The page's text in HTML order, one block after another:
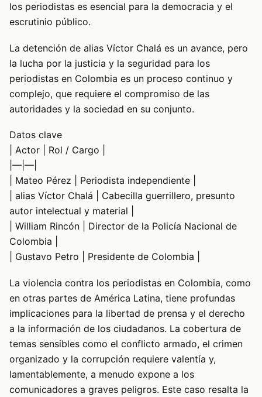
los periodistas es esencial para la democracia y el
escrutinio público.
La detención de alias Víctor Chalá es un avance, pero
la lucha por la justicia y la seguridad para los
periodistas en Colombia es un proceso continuo y
complejo, que requiere el compromiso de las
autoridades y la sociedad en su conjunto.
Datos clave
| Actor | Rol / Cargo |
|—|—|
| Mateo Pérez | Periodista independiente |
| alias Víctor Chalá | Cabecilla guerrillero, presunto
autor intelectual y material |
| William Rincón | Director de la Policía Nacional de
Colombia |
| Gustavo Petro | Presidente de Colombia |
La violencia contra los periodistas en Colombia, como
en otras partes de América Latina, tiene profundas
implicaciones para la libertad de prensa y el derecho
a la información de los ciudadanos. La cobertura de
temas sensibles como el conflicto armado, el crimen
organizado y la corrupción requiere valentía y,
lamentablemente, a menudo expone a los
comunicadores a graves peligros. Este caso resalta la